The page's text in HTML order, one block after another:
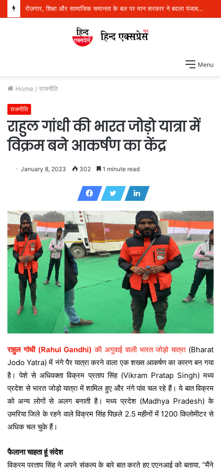
रोज़गार, शिक्षा और सामाजिक समानता के बल पर मान सरकार ने बदला पंजाब का भविष्य: डॉ. बलजीत कौर
Menu
Home / राजनीति
राजनीति
राहुल गांधी की भारत जोड़ो यात्रा में
विक्रम बने आकर्षण का केंद्र
January 8, 2023 302 1 minute read
राहुल गांधी (Rahul Gandhi) की अगुवाई वाली भारत जोड़ो यात्रा(Bharat
Jodo Yatra) में नंगे पैर यात्रा करने वाला एक शख्स आकर्षण का कारण बन गया
है। पेशे से अधिवक्ता विक्रम प्रताप सिंह (Vikram Pratap Singh) मध्य
प्रदेश से भारत जोड़ो यात्रा में शामिल हुए और नंगे पांव चल रहे हैं। ये बात विक्रम
को अन्य लोगों से अलग बनाती है। मध्य प्रदेश (Madhya Pradesh) के
उमरिया जिले के रहने वाले विक्रम सिंह पिछले 2.5 महीनों में 1200 किलोमीटर से
अधिक चल चुके हैं।
फैलाना चाहता हूं संदेश
विक्रम प्रताप सिंह ने अपने संकल्प के बारे बात करते हुए एएनआई को बताया, “मैंने